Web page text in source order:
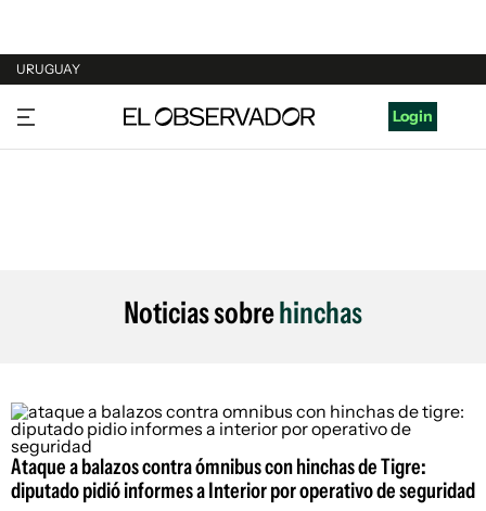
URUGUAY
URUGUAY
ARGENTINA
Login
Noticias sobrehinchas
Ataque a balazos contra ómnibus con hinchas de Tigre:
diputado pidió informes a Interior por operativo de seguridad